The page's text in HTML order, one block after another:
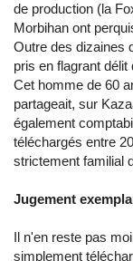
de production (la
Morbihan ont
Outre des dizaines
pris en flagrant
Cet homme de 60
partageait, sur
également
téléchargés entre
strictement familial
Jugement
Il n'en reste pas
simplement